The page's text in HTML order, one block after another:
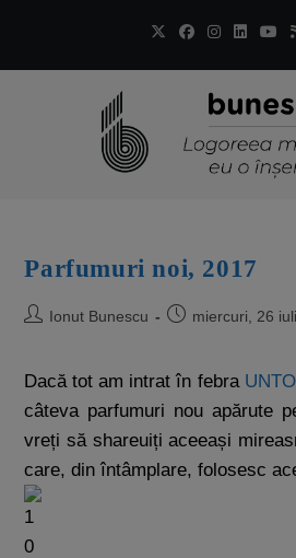
Parfumuri noi, 2017
Ionut Bunescu miercuri, 26
Dacă tot am intrat în febra
câteva parfumuri nou apărute
vreți să shareuiți aceeași
care, din întâmplare, folosesc